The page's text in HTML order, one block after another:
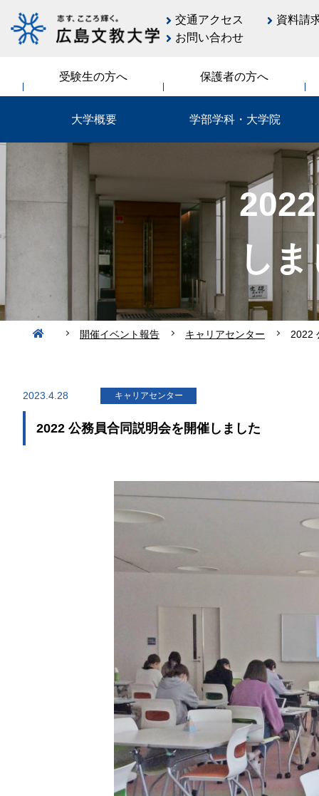
交通アクセス
資料請
お問い合わせ
受験生の方へ 保護者の方へ
大学概要 学部学科・大学院
し
開催イベント報告 キャリアセンター 2022
2023.4.28 キャリアセンター
2022 公務員合同説明会を開催しました